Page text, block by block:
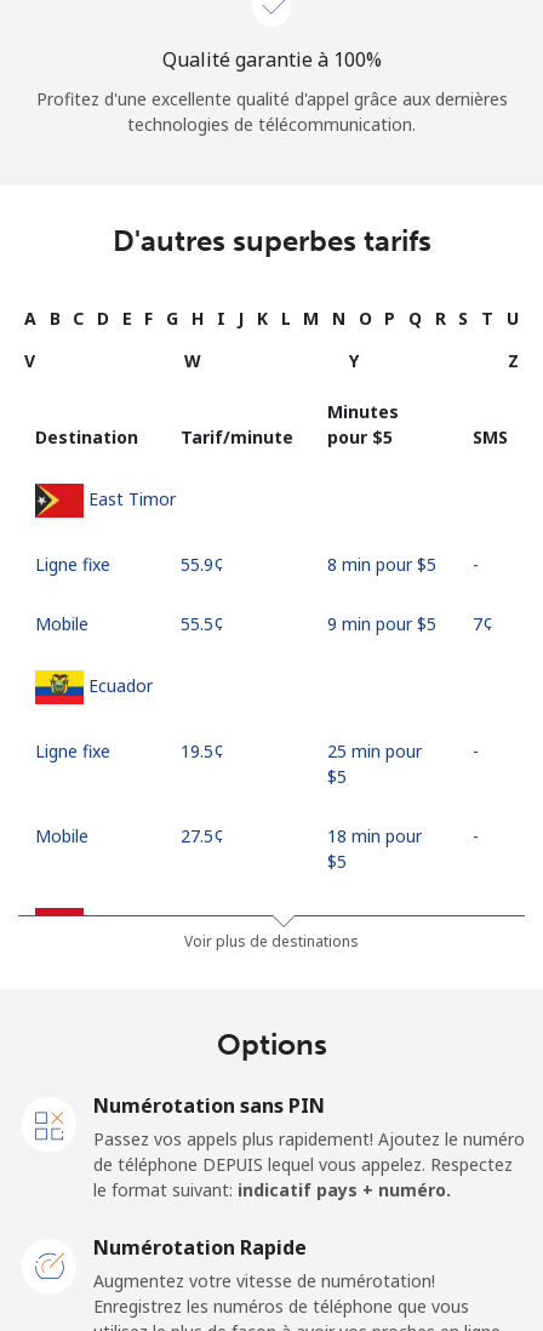
Qualité garantie à 100%
Profitez d'une excellente qualité d'appel grâce aux dernières
technologies de télécommunication.
D'autres superbes tarifs
A B C D E F G H I J K L M N O P Q R S T
U
V
W Y Z
Destination Tarif/minute
Minutes
pour ⁦$5⁩
SMS
East Timor
Ligne fixe ⁦55.9¢⁩ 8 min pour ⁦$5⁩ -
Mobile ⁦55.5¢⁩ 9 min pour ⁦$5⁩ ⁦7¢⁩
Ecuador
Ligne fixe ⁦19.5¢⁩
25 min pour
⁦$5⁩
-
Mobile ⁦27.5¢⁩
18 min pour
⁦$5⁩
-
Egypt
Mobile -
Etisalat
⁦15.9¢⁩
31 min pour
⁦$5⁩
-
El Salvador
Ligne fixe ⁦22.9¢⁩
21 min pour
Voir plus de destinations
Options
Numérotation sans PIN
Passez vos appels plus rapidement! Ajoutez le numéro
de téléphone DEPUIS lequel vous appelez. Respectez
le format suivant: indicatif pays + numéro.
Numérotation Rapide
Augmentez votre vitesse de numérotation!
Enregistrez les numéros de téléphone que vous